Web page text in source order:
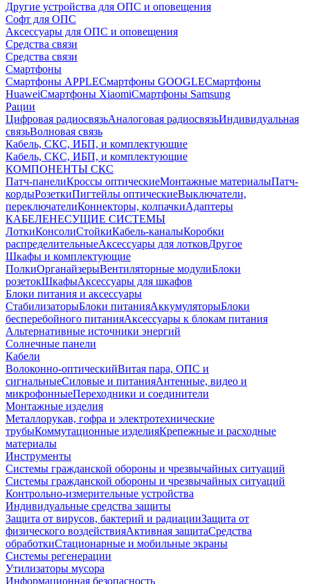
Другие устройства для ОПС и оповещения
Софт для ОПС
Аксессуары для ОПС и оповещения
Средства связи
Средства связи
Смартфоны
Смартфоны APPLEСмартфоны GOOGLEСмартфоны
HuaweiСмартфоны XiaomiСмартфоны Samsung
Рации
Цифровая радиосвязьАналоговая радиосвязьИндивидуальная
связьВолновая связь
Кабель, СКС, ИБП, и комплектующие
Кабель, СКС, ИБП, и комплектующие
КОМПОНЕНТЫ СКС
Патч-панелиКроссы оптическиеМонтажные материалыПатч-
кордыРозеткиПигтейлы оптическиеВыключатели,
переключателиКоннекторы, колпачкиАдаптеры
КАБЕЛЕНЕСУЩИЕ СИСТЕМЫ
ЛоткиКонсолиСтойкиКабель-каналыКоробки
распределительныеАксессуары для лотковДругое
Шкафы и комплектующие
ПолкиОрганайзерыВентиляторные модулиБлоки
розетокШкафыАксессуары для шкафов
Блоки питания и аксессуары
СтабилизаторыБлоки питанияАккумуляторыБлоки
бесперебойного питанияАксессуары к блокам питания
Альтернативные источники энергий
Солнечные панели
Кабели
Волоконно-оптическийВитая пара, ОПС и
сигнальныеСиловые и питанияАнтенные, видео и
микрофонныеПереходники и соединители
Монтажные изделия
Металлорукав, гофра и электротехнические
трубыКоммутационные изделияКрепежные и расходные
материалы
Инструменты
Системы гражданской обороны и чрезвычайных ситуаций
Системы гражданской обороны и чрезвычайных ситуаций
Контрольно-измерительные устройства
Индивидуальные средства защиты
Защита от вирусов, бактерий и радиацииЗащита от
физического воздействияАктивная защитаСредства
обработкиСтационарные и мобильные экраны
Системы регенерации
Утилизаторы мусора
Информационная безопасность